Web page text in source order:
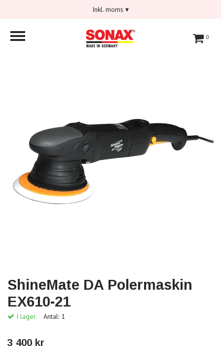
Inkl. moms ▾
0
ShineMate DA Polermaskin
EX610-21
I lager. Antal: 1
3 400 kr